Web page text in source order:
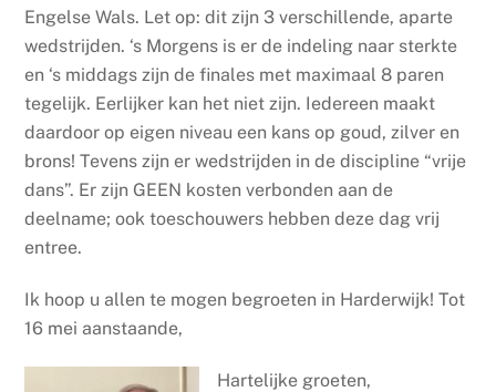
Engelse Wals. Let op: dit zijn 3 verschillende, aparte
wedstrijden. ‘s Morgens is er de indeling naar sterkte
en ‘s middags zijn de finales met maximaal 8 paren
tegelijk. Eerlijker kan het niet zijn. Iedereen maakt
daardoor op eigen niveau een kans op goud, zilver en
brons! Tevens zijn er wedstrijden in de discipline “vrije
dans”. Er zijn GEEN kosten verbonden aan de
deelname; ook toeschouwers hebben deze dag vrij
entree.
Ik hoop u allen te mogen begroeten in Harderwijk! Tot
16 mei aanstaande,
Hartelijke groeten,